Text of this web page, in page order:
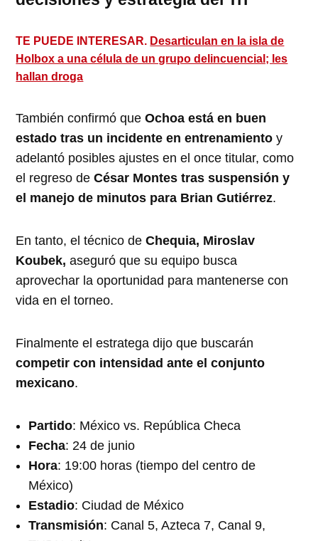
TE PUEDE INTERESAR. Desarticulan en la isla de
Holbox a una célula de un grupo delincuencial; les
hallan droga
También confirmó queOchoa está en buen
estado tras un incidente en entrenamientoy
adelantó posibles ajustes en el once titular, como
el regreso deCésar Montes tras suspensión y
el manejo de minutos para Brian Gutiérrez.
En tanto, el técnico deChequia, Miroslav
Koubek, aseguró que su equipo busca
aprovechar la oportunidad para mantenerse con
vida en el torneo.
Finalmente el estratega dijo que buscarán
competir con intensidad ante el conjunto
mexicano.
Partido: México vs. República Checa
Fecha: 24 de junio
Hora: 19:00 horas (tiempo del centro de
México)
Estadio: Ciudad de México
Transmisión: Canal 5, Azteca 7, Canal 9,